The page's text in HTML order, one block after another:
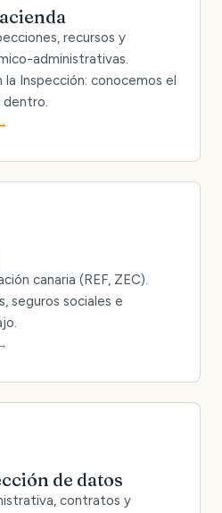
recursos y
administrativas.
la Inspección: conocemos el
canaria (REF, ZEC).
seguros sociales e
de datos
contratos y